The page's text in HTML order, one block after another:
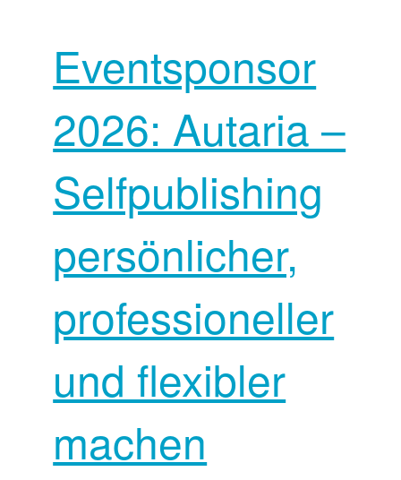
Eventsponsor
2026: Autaria –
Selfpublishing
persönlicher,
professioneller
und flexibler
machen